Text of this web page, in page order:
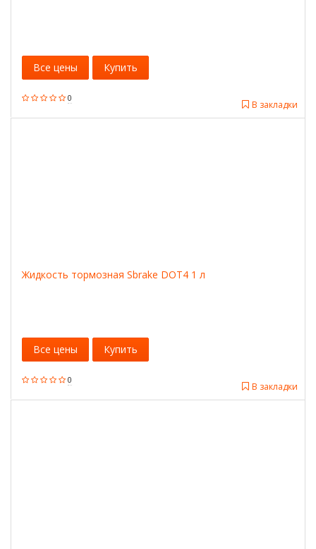
0
В закладки
Все цены Купить
Жидкость тормозная Sbrake DOT4 1 л
0
В закладки
Все цены Купить